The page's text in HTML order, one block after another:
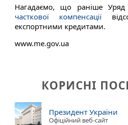
Нагадаємо, що раніше Уряд
часткової компенсації
експортними кредитами.
www.me.gov.ua
КОРИСНІ
Президент України
Офіційний веб-сайт